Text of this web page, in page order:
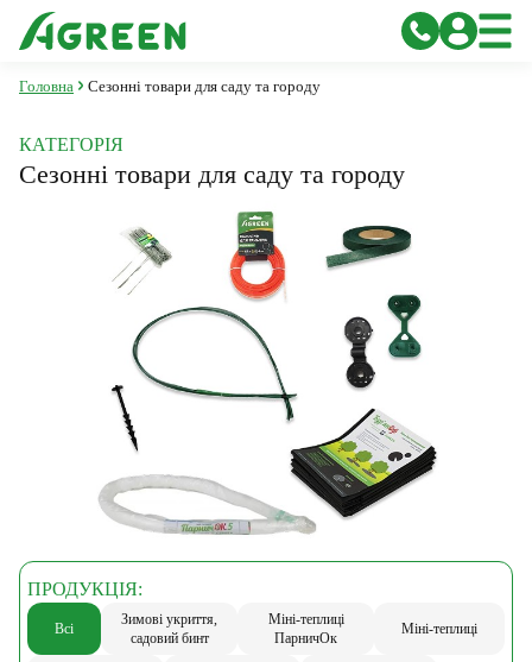
Головна Сезонні товари для саду та городу
КАТЕГОРІЯ
Сезонні товари для саду та городу
ПРОДУКЦІЯ:
Всі
Зимові укриття,
садовий бинт
Міні-теплиці
ПарничОк
Міні-теплиці